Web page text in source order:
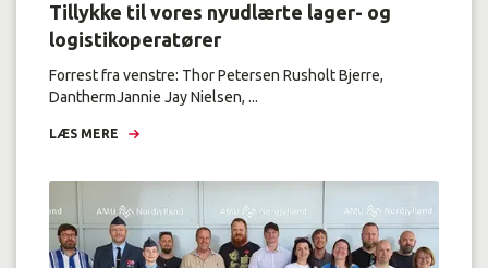
Tillykke til vores nyudlærte lager- og
logistikoperatører
Forrest fra venstre: Thor Petersen Rusholt Bjerre,
DanthermJannie Jay Nielsen, ...
LÆS MERE